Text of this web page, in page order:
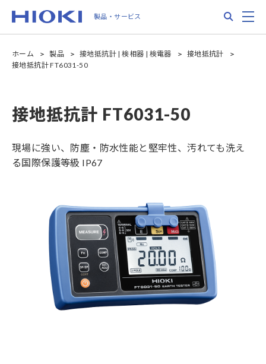
main
製品・サービス
ホーム 製品 接地抵抗計 | 検相器 | 検電器
接地抵抗計
接地抵抗計 FT6031-50
接地抵抗計 FT6031-50
現場に強い、防塵・防水性能と堅牢性、汚れても洗え
る国際保護等級 IP67